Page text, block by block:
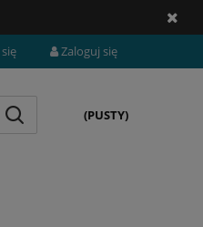
Zaloguj się
(PUSTY)